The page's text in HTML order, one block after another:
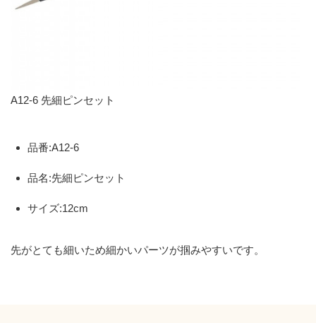
A12-6 先細ピンセット
品番:A12-6
品名:先細ピンセット
サイズ:12cm
先がとても細いため細かいパーツが掴みやすいです。